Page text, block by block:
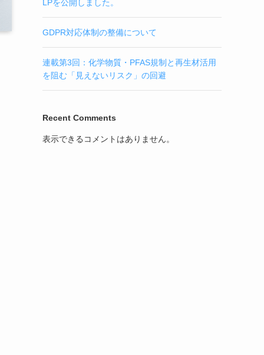
LPを公開しました。
GDPR対応体制の整備について
連載第3回：化学物質・PFAS規制と再生材活用
を阻む「見えないリスク」の回避
Recent Comments
表示できるコメントはありません。